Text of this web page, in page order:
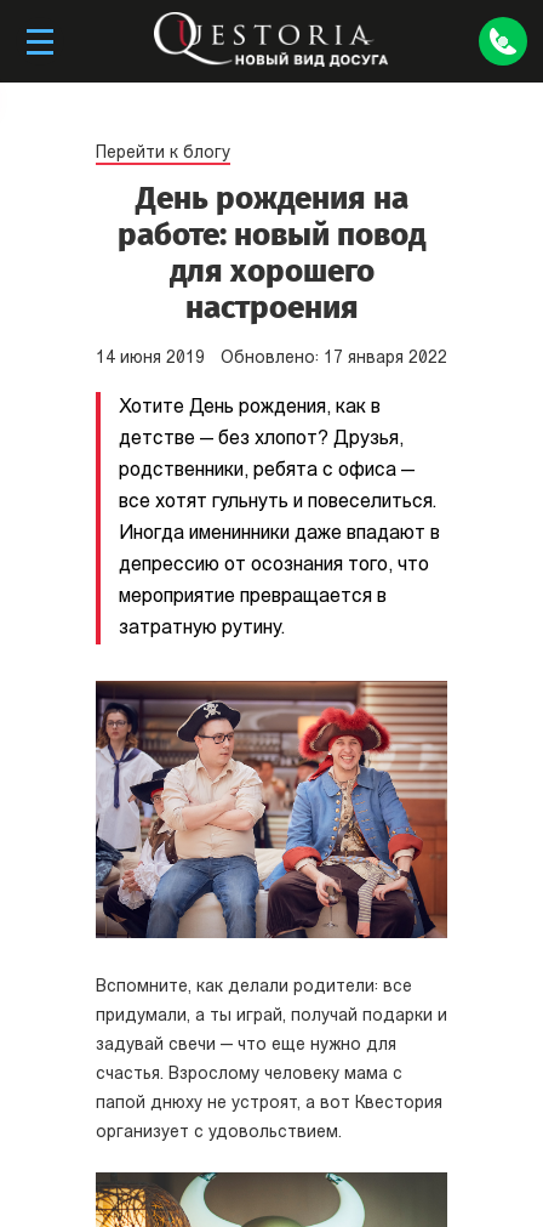
Перейти к блогу
День рождения на
работе: новый повод
для хорошего
настроения
14 июня 2019 Обновлено: 17 января 2022
Хотите День рождения, как в
детстве — без хлопот? Друзья,
родственники, ребята с офиса —
все хотят гульнуть и повеселиться.
Иногда именинники даже впадают в
депрессию от осознания того, что
мероприятие превращается в
затратную рутину.
Вспомните, как делали родители: все
придумали, а ты играй, получай подарки и
задувай свечи — что еще нужно для
счастья. Взрослому человеку мама с
папой днюху не устроят, а вот Квестория
организует с удовольствием.